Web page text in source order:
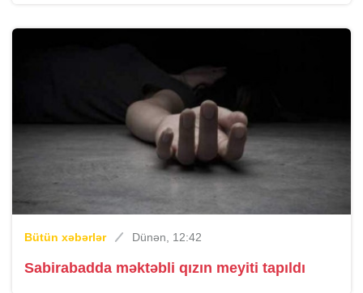
Bütün xəbərlər Dünən, 12:42
Sabirabadda məktəbli qızın meyiti tapıldı